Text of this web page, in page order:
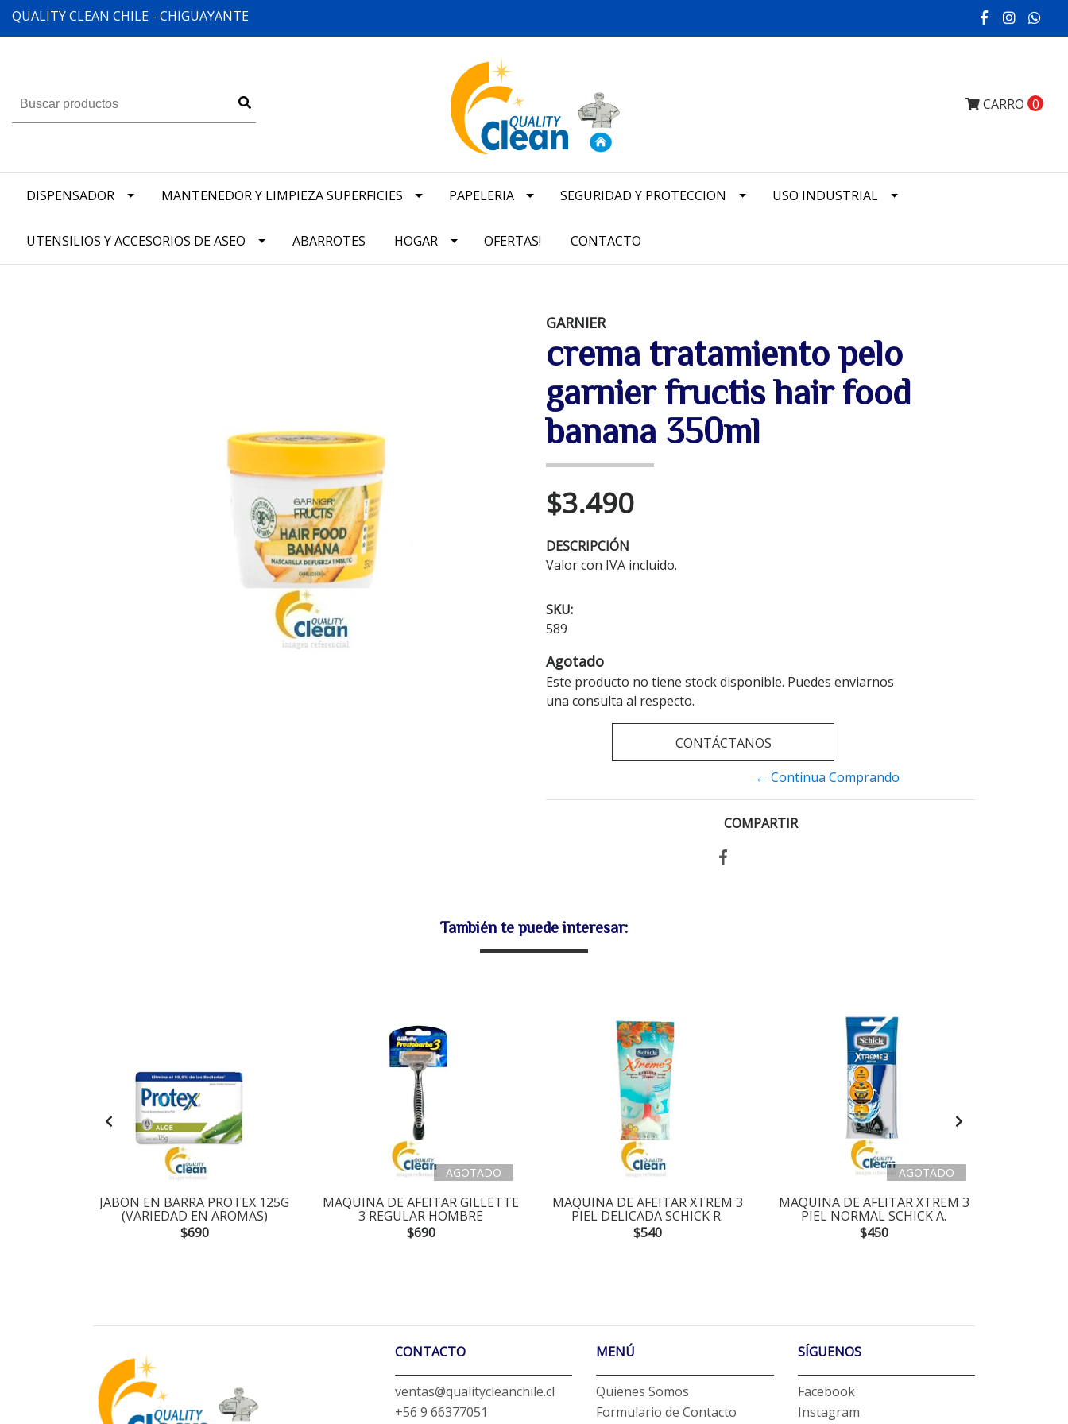
QUALITY CLEAN CHILE - CHIGUAYANTE
CARRO 0
DISPENSADOR MANTENEDOR Y LIMPIEZA SUPERFICIES PAPELERIA SEGURIDAD Y PROTECCION USO INDUSTRIAL
UTENSILIOS Y ACCESORIOS DE ASEO ABARROTES HOGAR OFERTAS! CONTACTO
GARNIER
crema tratamiento pelo
garnier fructis hair food
banana 350ml
$3.490
DESCRIPCIÓN
Valor con IVA incluido.
SKU:
589
Agotado
Este producto no tiene stock disponible. Puedes enviarnos
una consulta al respecto.
CONTÁCTANOS
← Continua Comprando
COMPARTIR
También te puede interesar:
JABON EN BARRA PROTEX 125G
(VARIEDAD EN AROMAS)
$690
AGOTADO
MAQUINA DE AFEITAR GILLETTE
3 REGULAR HOMBRE
$690
MAQUINA DE AFEITAR XTREM 3
PIEL DELICADA SCHICK R.
$540
AGOTADO
MAQUINA DE AFEITAR XTREM 3
PIEL NORMAL SCHICK A.
$450
CONTACTO
ventas@qualitycleanchile.cl
+56 9 66377051
MENÚ
Quienes Somos
Formulario de Contacto
SÍGUENOS
Facebook
Instagram